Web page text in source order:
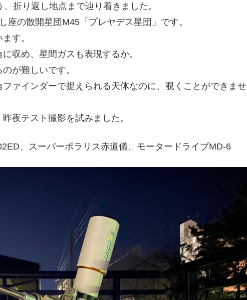
折り返し地点まで辿り着きました。
座の散開星団M45「プレヤデス星団」です。
す。
収め、星間ガスも表現するか。
が難しいです。
ァインダーで捉えられる天体なのに、覗くことができませ
夜テスト撮影を試みました。
、スーパーポラリス赤道儀、モータードライブMD-6